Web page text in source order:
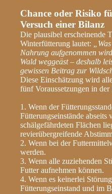
Chance oder Risiko
Versuch einer Bilanz
Die plausibel erscheinende
Winterfütterung lautet:
Nahrung aufgenommen
Wald weggeäst – deshalb
gewissen Beitrag zur
Diese Einschätzung wird
fünf Voraussetzungen in der
1. Wenn der
Fütterungseinstände abseits
schälgefährdeten Flächen
revierübergreifende
2. Wenn bei der
werden.
3. Wenn alle zuziehenden
Futter aufnehmen können.
4. Wenn es keinerlei
Fütterungseinstand und im